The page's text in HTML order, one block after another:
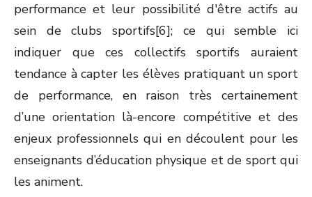
performance et leur possibilité d'être actifs au
sein de clubs sportifs[6]; ce qui semble ici
indiquer que ces collectifs sportifs auraient
tendance à capter les élèves pratiquant un sport
de performance, en raison très certainement
d’une orientation là-encore compétitive et des
enjeux professionnels qui en découlent pour les
enseignants d’éducation physique et de sport qui
les animent.